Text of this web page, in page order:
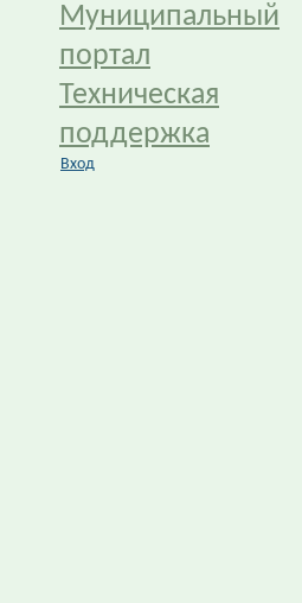
Муниципальный
портал
Техническая
поддержка
Вход